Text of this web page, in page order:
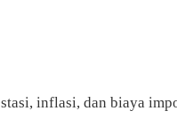
inflasi, dan biaya